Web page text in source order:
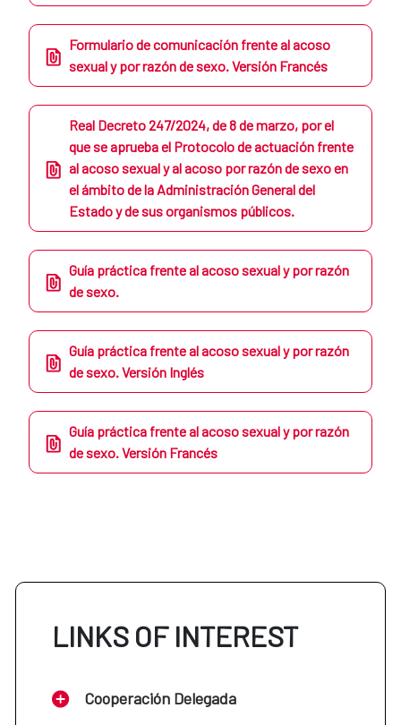
Formulario de comunicación frente al acoso
sexual y por razón de sexo. Versión Francés
Real Decreto 247/2024, de 8 de marzo, por el
que se aprueba el Protocolo de actuación frente
al acoso sexual y al acoso por razón de sexo en
el ámbito de la Administración General del
Estado y de sus organismos públicos.
Guía práctica frente al acoso sexual y por razón
de sexo.
Guía práctica frente al acoso sexual y por razón
de sexo. Versión Inglés
Guía práctica frente al acoso sexual y por razón
de sexo. Versión Francés
LINKS OF INTEREST
Cooperación Delegada